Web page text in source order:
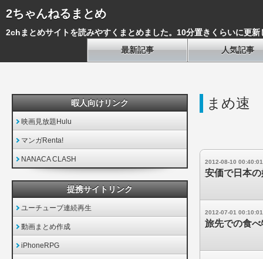
2ちゃんねるまとめ
2chまとめサイトを読みやすくまとめました。10分置きくらいに更新
最新記事
人気記事
まめ速
2012-08-10 00:40:01
安価で日本
2012-07-01 00:10:01
旅先での食
暇人向けリンク
映画見放題Hulu
マンガRenta!
NANACA CLASH
提携サイトリンク
ユーチューブ連続再生
動画まとめ作成
iPhoneRPG